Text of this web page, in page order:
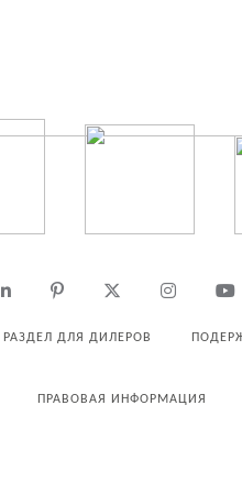
РАЗДЕЛ ДЛЯ ДИЛЕРОВ
ПРАВОВАЯ ИНФОРМАЦИЯ